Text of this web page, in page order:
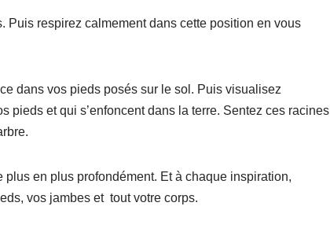
Puis respirez calmement dans cette position en vous
dans vos pieds posés sur le sol. Puis visualisez
pieds et qui s’enfoncent dans la terre. Sentez ces racines
en plus profondément. Et à chaque inspiration,
vos jambes et tout votre corps.